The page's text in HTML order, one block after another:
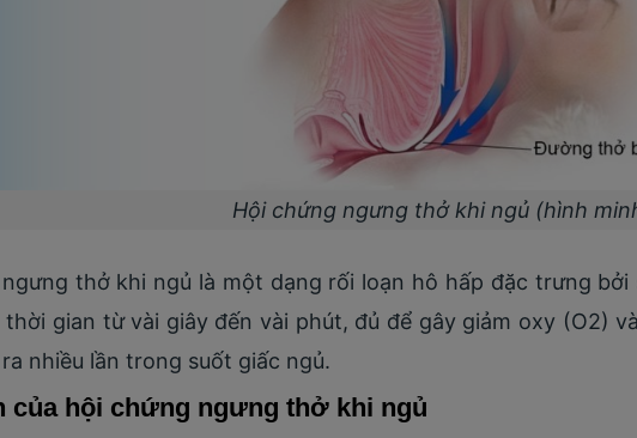
Hội chứng ngưng thở khi ngủ (hình
thở khi ngủ là một dạng rối loạn hô hấp đặc trưng
gian từ vài giây đến vài phút, đủ để gây giảm oxy (O2)
nhiều lần trong suốt giấc ngủ.
của hội chứng ngưng thở khi ngủ